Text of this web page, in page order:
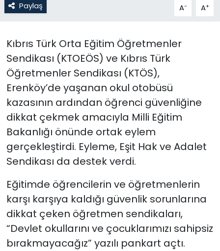
Paylaş A- A+
Kıbrıs Türk Orta Eğitim Öğretmenler
Sendikası (KTOEÖS) ve Kıbrıs Türk
Öğretmenler Sendikası (KTÖS),
Erenköy’de yaşanan okul otobüsü
kazasının ardından öğrenci güvenliğine
dikkat çekmek amacıyla Milli Eğitim
Bakanlığı önünde ortak eylem
gerçekleştirdi. Eyleme, Eşit Hak ve Adalet
Sendikası da destek verdi.
Eğitimde öğrencilerin ve öğretmenlerin
karşı karşıya kaldığı güvenlik sorunlarına
dikkat çeken öğretmen sendikaları,
“Devlet okullarını ve çocuklarımızı sahipsiz
bırakmayacağız” yazılı pankart açtı.
SAĞLIK
Teknoloji
TÜRKiYE
Video Galeri
YAŞAM
Yazarlar